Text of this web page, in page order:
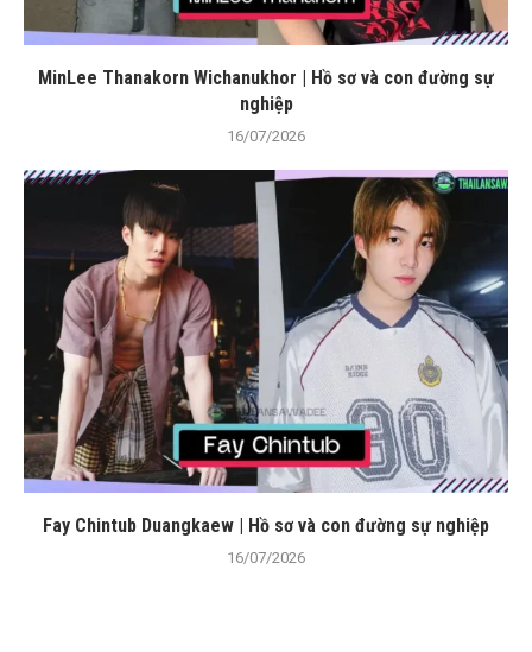
MinLee Thanakorn Wichanukhor | Hồ sơ và con đường sự
nghiệp
16/07/2026
Fay Chintub Duangkaew | Hồ sơ và con đường sự nghiệp
16/07/2026